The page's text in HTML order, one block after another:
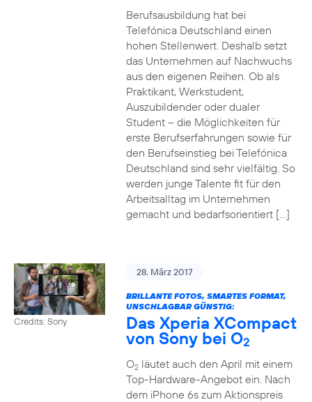
Berufsausbildung hat bei
Telefónica Deutschland einen
hohen Stellenwert. Deshalb setzt
das Unternehmen auf Nachwuchs
aus den eigenen Reihen. Ob als
Praktikant, Werkstudent,
Auszubildender oder dualer
Student – die Möglichkeiten für
erste Berufserfahrungen sowie für
den Berufseinstieg bei Telefónica
Deutschland sind sehr vielfältig. So
werden junge Talente fit für den
Arbeitsalltag im Unternehmen
gemacht und bedarfsorientiert […]
Credits: Sony
28. März 2017
BRILLANTE FOTOS, SMARTES FORMAT,
UNSCHLAGBAR GÜNSTIG:
Das Xperia XCompact
von Sony bei O2
O2läutet auch den April mit einem
Top-Hardware-Angebot ein. Nach
dem iPhone 6s zum Aktionspreis